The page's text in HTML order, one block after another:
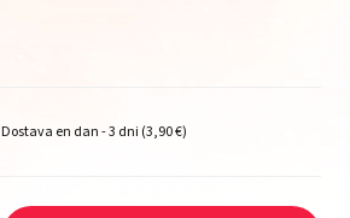
Dostava en dan - 3 dni (3,90 €)